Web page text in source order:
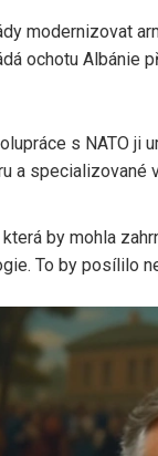
modernizovat
ochotu
s NATO
a
by mohla
To by posílilo